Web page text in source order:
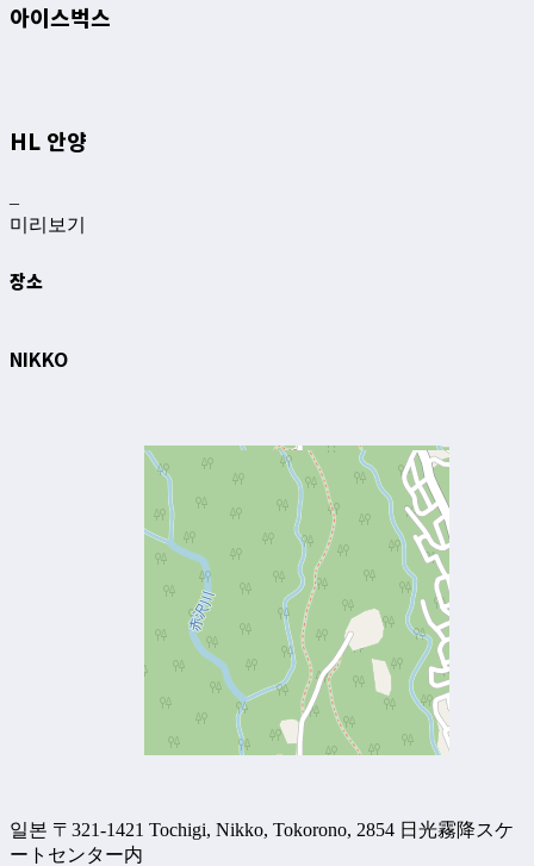
아이스벅스
HL 안양
–
미리보기
장소
NIKKO
일본 〒321-1421 Tochigi, Nikko, Tokorono, 2854 日光霧降スケ
ートセンター内